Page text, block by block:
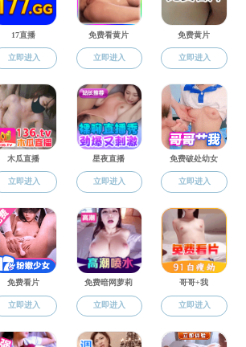
路香凝----一带一路图案设
：2019-04-24 作者： 分享到：